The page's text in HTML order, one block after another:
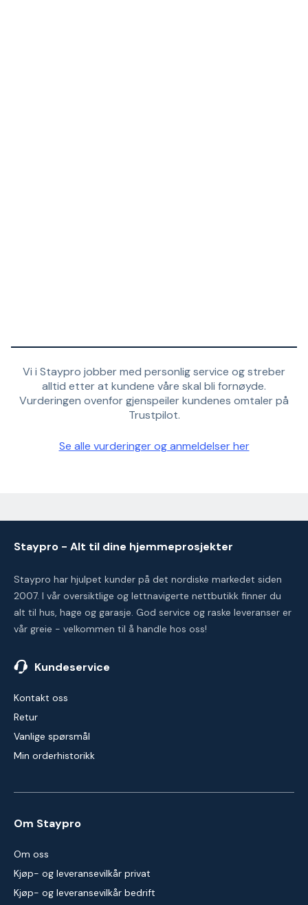
Vi i Staypro jobber med personlig service og streber
alltid etter at kundene våre skal bli fornøyde.
Vurderingen ovenfor gjenspeiler kundenes omtaler på
Trustpilot.
Se alle vurderinger og anmeldelser her
Staypro - Alt til dine hjemmeprosjekter
Staypro har hjulpet kunder på det nordiske markedet siden
2007. I vår oversiktlige og lettnavigerte nettbutikk finner du
alt til hus, hage og garasje. God service og raske leveranser er
vår greie - velkommen til å handle hos oss!
Kundeservice
Kontakt oss
Retur
Vanlige spørsmål
Min orderhistorikk
Om Staypro
Om oss
Kjøp- og leveransevilkår privat
Kjøp- og leveransevilkår bedrift